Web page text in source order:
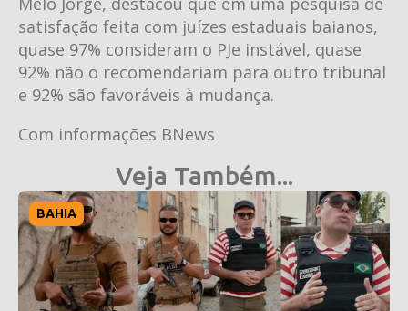
satisfação feita com juízes estaduais baianos,
quase 97% consideram o PJe instável, quase
92% não o recomendariam para outro tribunal
e 92% são favoráveis à mudança.
Com informações BNews
Veja Também...
BAHIA